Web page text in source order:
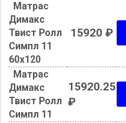
Матрас
Димакс
Твист Ролл
Симпл 11
60х120
15920 ₽
Матрас
Димакс
Твист Ролл
Симпл 11
15920.25
₽